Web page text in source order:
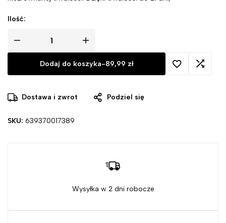
łatwemu usuwaniu w ciągu zaledwie kilku minut, ten hybrydowy
klientów.
Ilość:
Dodaj do koszyka-89,99 zł
Dostawa i zwrot Podziel się
SKU: 639370017389
Wysyłka w 2 dni robocze